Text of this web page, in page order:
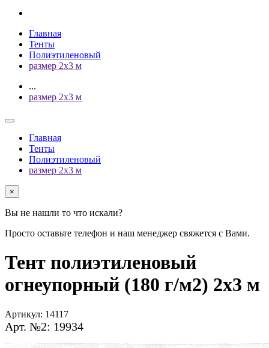
Главная
Тенты
Полиэтиленовый
размер 2х3 м
...
размер 2х3 м
Главная
Тенты
Полиэтиленовый
размер 2х3 м
×
Вы не нашли то что искали?
Просто оставьте телефон и наш менеджер свяжется с Вами.
Тент полиэтиленовый
огнеупорный (180 г/м2) 2х3 м
Артикул: 14117
Арт. №2: 19934